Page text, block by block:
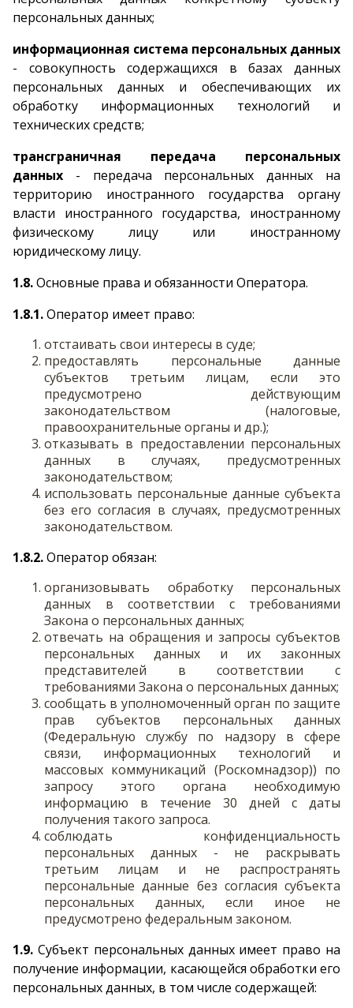
персональных данных;
информационная система персональных данных
- совокупность содержащихся в базах данных
персональных данных и обеспечивающих их
обработку информационных технологий и
технических средств;
трансграничная передача персональных
данных - передача персональных данных на
территорию иностранного государства органу
власти иностранного государства, иностранному
физическому лицу или иностранному
юридическому лицу.
1.8.Основные права и обязанности Оператора.
1.8.1.Оператор имеет право:
отстаивать свои интересы в суде;
предоставлять персональные данные
субъектов третьим лицам, если это
предусмотрено действующим
законодательством (налоговые,
правоохранительные органы и др.);
отказывать в предоставлении персональных
данных в случаях, предусмотренных
законодательством;
использовать персональные данные субъекта
без его согласия в случаях, предусмотренных
законодательством.
1.8.2.Оператор обязан:
организовывать обработку персональных
данных в соответствии с требованиями
Закона о персональных данных;
отвечать на обращения и запросы субъектов
персональных данных и их законных
представителей в соответствии с
требованиями Закона о персональных данных;
сообщать в уполномоченный орган по защите
прав субъектов персональных данных
(Федеральную службу по надзору в сфере
связи, информационных технологий и
массовых коммуникаций (Роскомнадзор)) по
запросу этого органа необходимую
информацию в течение 30 дней с даты
получения такого запроса.
соблюдать конфиденциальность
персональных данных - не раскрывать
третьим лицам и не распространять
персональные данные без согласия субъекта
персональных данных, если иное не
предусмотрено федеральным законом.
1.9. Субъект персональных данных имеет право на
получение информации, касающейся обработки его
персональных данных, в том числе содержащей: